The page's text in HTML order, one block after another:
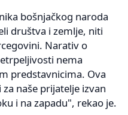
bošnjačkog naroda
društva i zemlje, niti
Narativ o
nema
predstavnicima. Ova
naše prijatelje izvan
i na zapadu", rekao je.